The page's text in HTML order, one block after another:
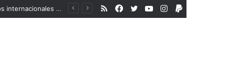
Excéntrico abre convocatoria internacional para su 8va edición e invita a exhibir nuevas miradas PayPal
Instagram
YouTube
Twitter
Facebook
RSS